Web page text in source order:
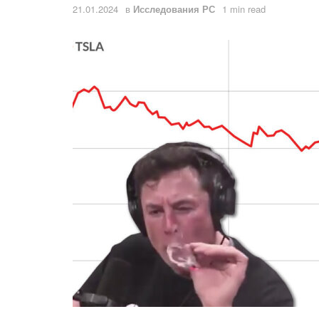
21.01.2024 в Исследования РС 1 min read